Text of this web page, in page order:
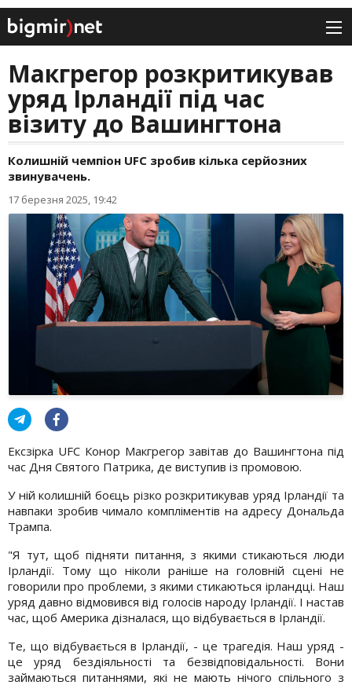
Макгрегор розкритикував
уряд Ірландії під час
візиту до Вашингтона
Колишній чемпіон UFC зробив кілька серйозних
звинувачень.
17 березня 2025, 19:42
Ексзірка UFC Конор Макгрегор завітав до Вашингтона під
час Дня Святого Патрика, де виступив із промовою.
У ній колишній боєць різко розкритикував уряд Ірландії та
навпаки зробив чимало компліментів на адресу Дональда
Трампа.
"Я тут, щоб підняти питання, з якими стикаються люди
Ірландії. Тому що ніколи раніше на головній сцені не
говорили про проблеми, з якими стикаються ірландці. Наш
уряд давно відмовився від голосів народу Ірландії. І настав
час, щоб Америка дізналася, що відбувається в Ірландії.
Те, що відбувається в Ірландії, - це трагедія. Наш уряд -
це уряд бездіяльності та безвідповідальності. Вони
займаються питаннями, які не мають нічого спільного з